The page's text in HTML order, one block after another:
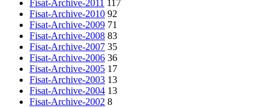
Fisat-Archive-2011 117
Fisat-Archive-2010 92
Fisat-Archive-2009 71
Fisat-Archive-2008 83
Fisat-Archive-2007 35
Fisat-Archive-2006 36
Fisat-Archive-2005 17
Fisat-Archive-2003 13
Fisat-Archive-2004 13
Fisat-Archive-2002 8